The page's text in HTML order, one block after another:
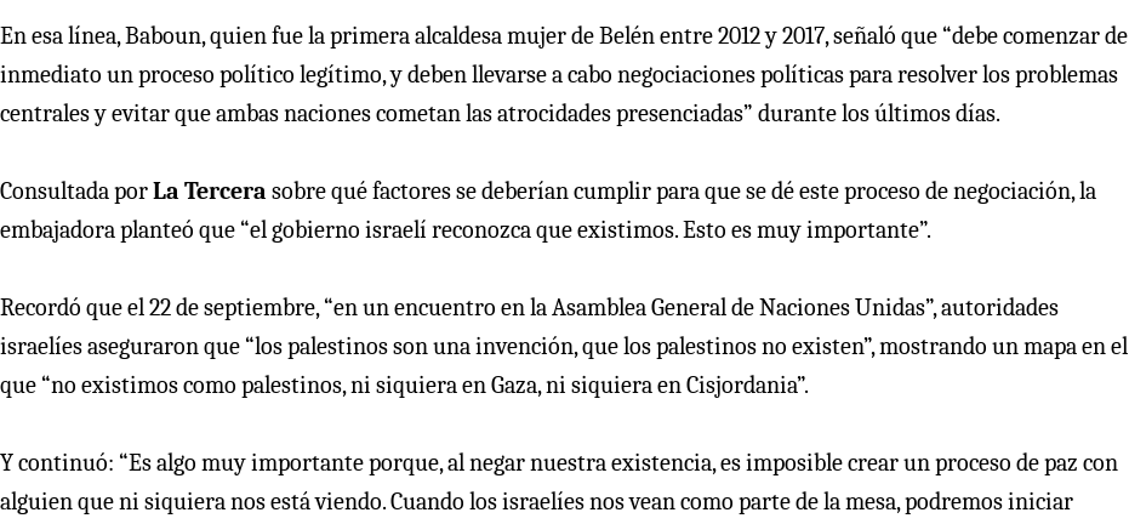
En esa línea, Baboun, quien fue la primera alcaldesa mujer de Belén entre 2012 y 2017, señaló que “debe comenzar de
inmediato un proceso político legítimo, y deben llevarse a cabo negociaciones políticas para resolver los problemas
centrales y evitar que ambas naciones cometan las atrocidades presenciadas” durante los últimos días.
Consultada porLa Tercera sobre qué factores se deberían cumplir para que se dé este proceso de negociación, la
embajadora planteó que “el gobierno israelí reconozca que existimos. Esto es muy importante”.
Recordó que el 22 de septiembre, “en un encuentro en la Asamblea General de Naciones Unidas”, autoridades
israelíes aseguraron que “los palestinos son una invención, que los palestinos no existen”, mostrando un mapa en el
que “no existimos como palestinos, ni siquiera en Gaza, ni siquiera en Cisjordania”.
Y continuó: “Es algo muy importante porque, al negar nuestra existencia, es imposible crear un proceso de paz con
alguien que ni siquiera nos está viendo. Cuando los israelíes nos vean como parte de la mesa, podremos iniciar